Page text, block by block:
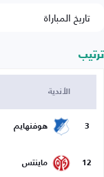
تاريخ المباراة
ترتيب
الأندية
3 هوفنهايم
12 ماينتس